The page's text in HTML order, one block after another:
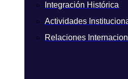
Integración Histórica
Actividades
Relaciones